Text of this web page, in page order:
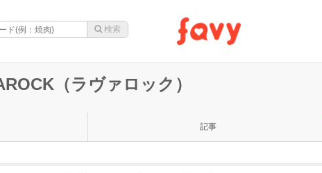
（ラヴァロック）
記事